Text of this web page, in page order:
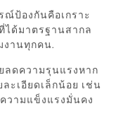
ป้องกันคือเกราะ
ด้มาตรฐานสากล
งานทุกคน.
ลดความรุนแรงหาก
ะเอียดเล็กน้อย เช่น
วามแข็งแรงมั่นคง